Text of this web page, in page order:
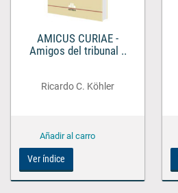
AMICUS CURIAE -
Amigos del tribunal ..
Ricardo C. Köhler
Ver índice